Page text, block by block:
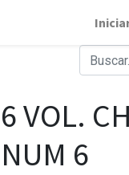
6 VOL.
NUM 6